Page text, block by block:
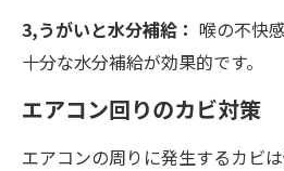
3,うがいと水分補給： 喉の不快
十分な水分補給が効果的です。
エアコン回りのカビ対策
エアコンの周りに発生するカビ